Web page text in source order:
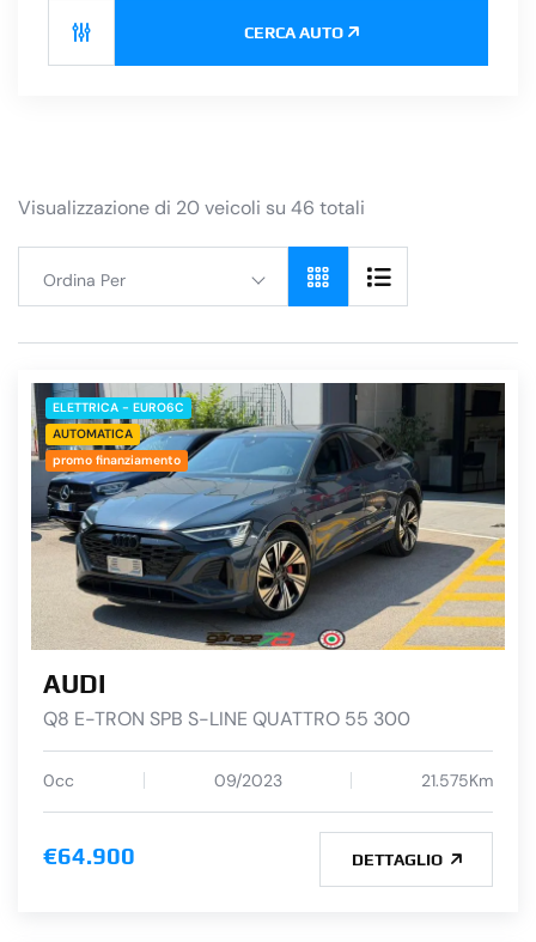
CERCA AUTO
Visualizzazione di 20 veicoli su 46 totali
Ordina Per
ELETTRICA - EURO6C
AUTOMATICA
promo finanziamento
AUDI
Q8 E-TRON SPB S-LINE QUATTRO 55 300
0cc 09/2023 21.575Km
€64.900 DETTAGLIO